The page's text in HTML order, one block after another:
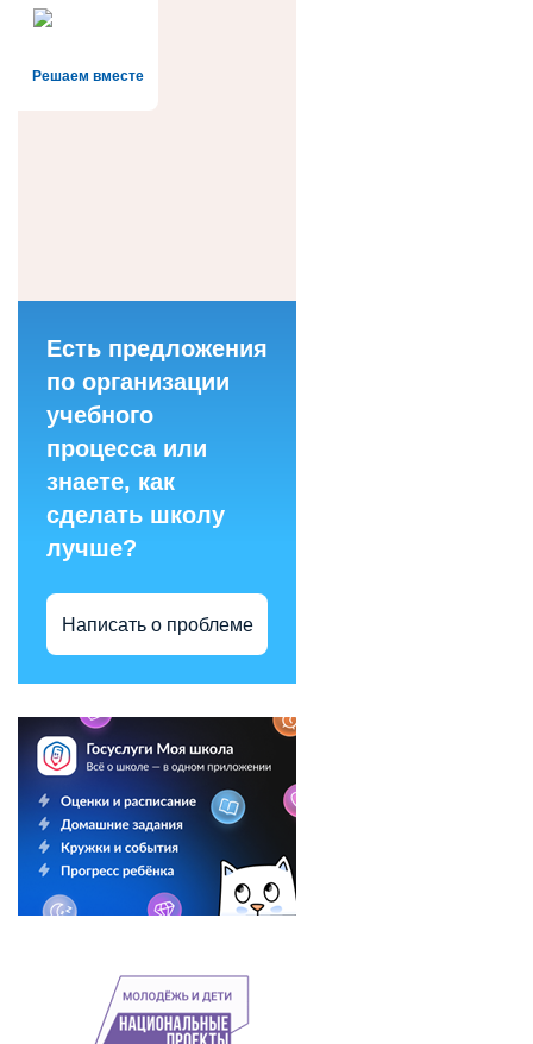
Решаем вместе
Есть предложения
по организации
учебного
процесса или
знаете, как
сделать школу
лучше?
Написать о проблеме